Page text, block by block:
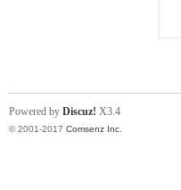
Powered by Discuz! X3.4
© 2001-2017 Comsenz Inc.